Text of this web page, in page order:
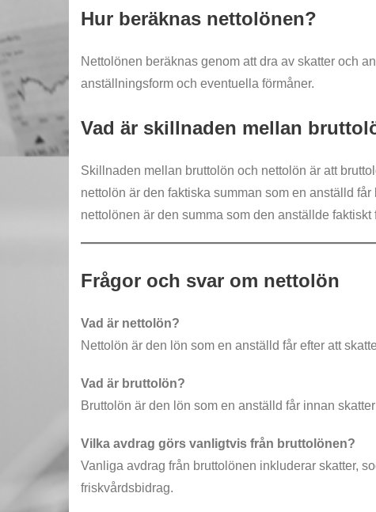
Hur beräknas nettolönen?
Nettolönen beräknas genom att dra av skatter och
anställningsform och eventuella förmåner.
Vad är skillnaden mellan
Skillnaden mellan bruttolön och nettolön är att
nettolön är den faktiska summan som en anställd
nettolönen är den summa som den anställde faktiskt
Frågor och svar om nettolön
Vad är nettolön?
Nettolön är den lön som en anställd får efter att
Vad är bruttolön?
Bruttolön är den lön som en anställd får innan
Vilka avdrag görs vanligtvis från bruttolönen?
Vanliga avdrag från bruttolönen inkluderar skatter,
friskvårdsbidrag.